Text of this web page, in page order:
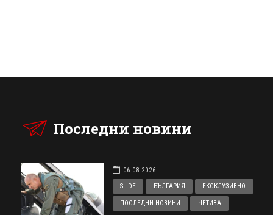
Последни новини
06.08.2026
SLIDE
БЪЛГАРИЯ ЕКСКЛУЗИВНО
ПОСЛЕДНИ НОВИНИ ЧЕТИВА